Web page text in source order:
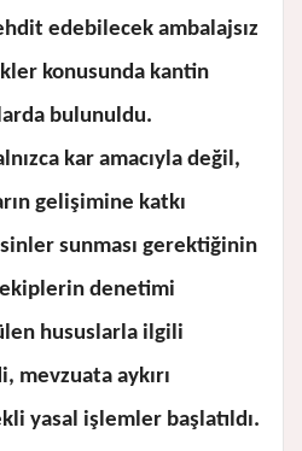
edebilecek ambalajsız
konusunda kantin
bulunuldu.
kar amacıyla değil,
gelişimine katkı
sunması gerektiğinin
ekiplerin denetimi
hususlarla ilgili
mevzuata aykırı
yasal işlemler başlatıldı.